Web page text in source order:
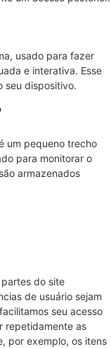
usado para fazer
e interativa. Esse
seu dispositivo.
um pequeno trecho
para monitorar o
armazenados
do site
de usuário sejam
seu acesso
repetidamente as
por exemplo, os itens